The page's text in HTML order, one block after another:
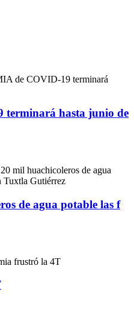
terminará hasta junio de
de agua potable las f